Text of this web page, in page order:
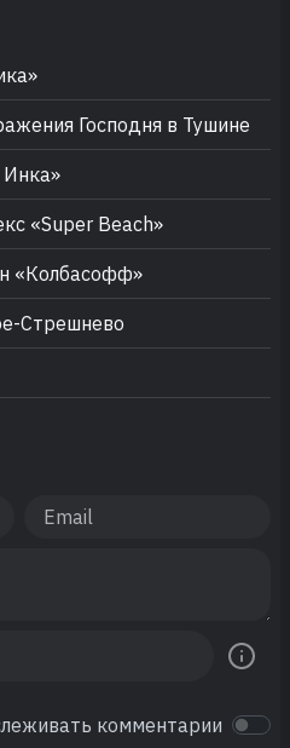
Господня в Тушине
«Super Beach»
«Колбасофф»
Стрешнево
комментарии